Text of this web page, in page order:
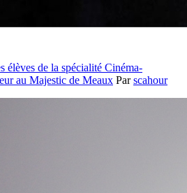
élèves de la spécialité Cinéma-
au Majestic de Meaux Parscahour